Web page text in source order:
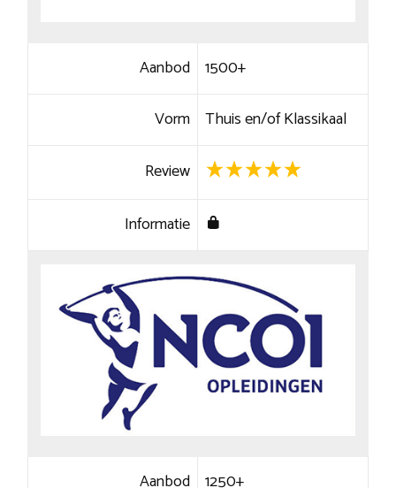
Aanbod 1500+
Vorm Thuis en/of Klassikaal
Review
Informatie
Aanbod 1250+